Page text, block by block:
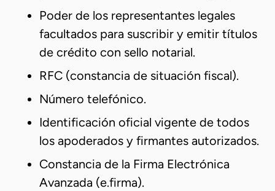
Poder de los representantes legales
facultados para suscribir y emitir títulos
de crédito con sello notarial.
RFC (constancia de situación fiscal).
Número telefónico.
Identificación oficial vigente de todos
los apoderados y firmantes autorizados.
Constancia de la Firma Electrónica
Avanzada (e.firma).